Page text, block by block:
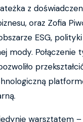
z
oraz Zofia
ESG,
mody. Połączenie
warsztatem